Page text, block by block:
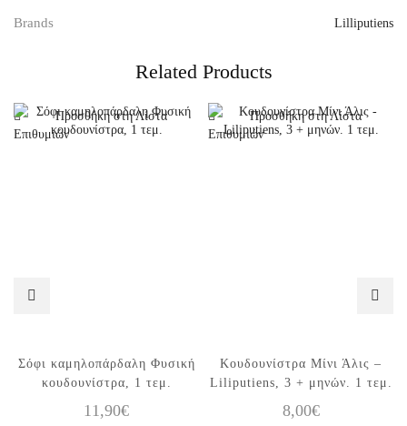
Brands Lilliputiens
Related Products
Προσθήκη στη Λίστα
Επιθυμιών
Σόφι καμηλοπάρδαλη Φυσική
κουδουνίστρα, 1 τεμ.
11,90€
Προσθήκη στη Λίστα
Επιθυμιών
Κουδουνίστρα Μίνι Άλις –
Liliputiens, 3 + μηνών. 1 τεμ.
8,00€